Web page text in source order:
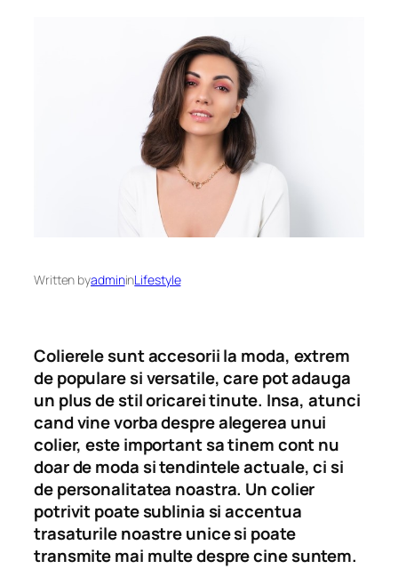
Written byadmininLifestyle
Colierele sunt accesorii la moda, extrem
de populare si versatile, care pot adauga
un plus de stil oricarei tinute. Insa, atunci
cand vine vorba despre alegerea unui
colier, este important sa tinem cont nu
doar de moda si tendintele actuale, ci si
de personalitatea noastra. Un colier
potrivit poate sublinia si accentua
trasaturile noastre unice si poate
transmite mai multe despre cine suntem.